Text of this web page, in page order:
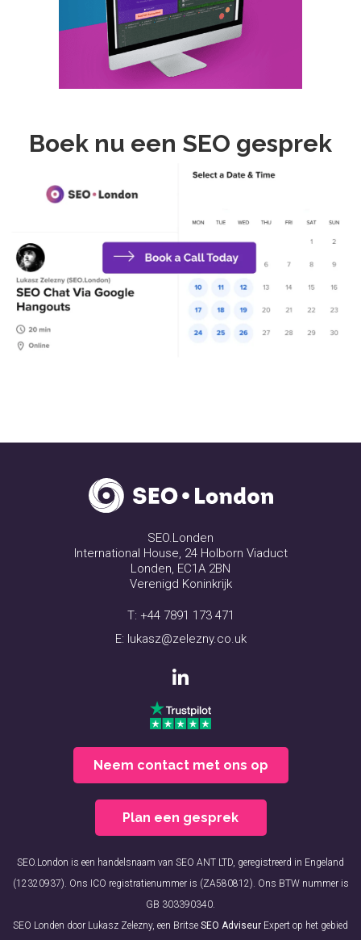
Boek nu een SEO gesprek
SEO.Londen
International House, 24 Holborn Viaduct
Londen, EC1A 2BN
Verenigd Koninkrijk
T: +44 7891 173 471
E: lukasz@zelezny.co.uk
Neem contact met ons op
Plan een gesprek
SEO.London is een handelsnaam van SEO ANT LTD, geregistreerd in Engeland
(12320937). Ons ICO registratienummer is (ZA580812). Ons BTW nummer is
GB 303390340.
SEO Londen door Lukasz Zelezny, een Britse SEO Adviseur Expert op het gebied